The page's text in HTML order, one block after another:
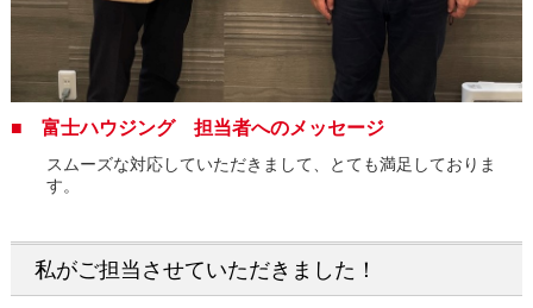
■ 富士ハウジング 担当者へのメッセージ
スムーズな対応していただきまして、とても満足しておりま
す。
私がご担当させていただきました！